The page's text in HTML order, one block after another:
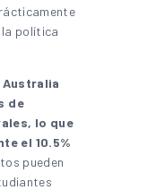
la política
Australia
de
lo que
el 10.5%
pueden